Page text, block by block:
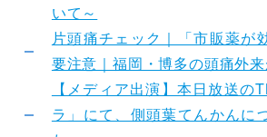
いて～
片頭痛チェック｜「市販薬が
要注意｜福岡・博多の頭痛外
【メディア出演】本日放送の
ラ」にて、側頭葉てんかんに